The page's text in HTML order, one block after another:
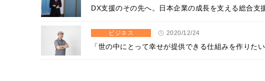
DX支援のその先へ。日本企業の成長を支える総合支
ビジネス 2020/12/24
「世の中にとって幸せが提供できる仕組みを作りたい